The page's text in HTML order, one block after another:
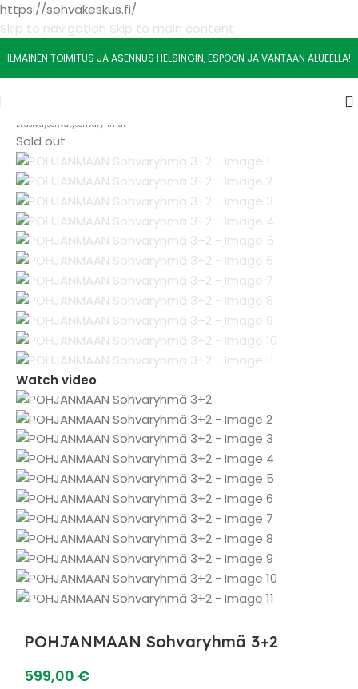
https://sohvakeskus.fi/
Skip to navigation Skip to main content
ILMAINEN TOIMITUS JA ASENNUS HELSINGIN, ESPOON JA VANTAAN ALUEELLA!
Etusivu/Sohvat/Sohvaryhmät
Sold out
Watch video
POHJANMAAN Sohvaryhmä 3+2
599,00 €